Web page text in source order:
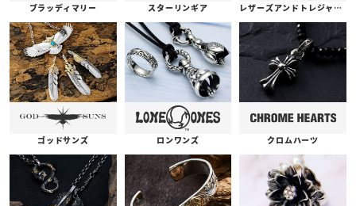
ブラッディマリー スターリンギア レザーズアンドトレジャーズ
ゴッドサンズ ロンワンズ クロムハーツ